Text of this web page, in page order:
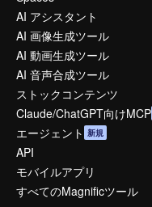
AI アシスタント
AI 画像生成ツール
AI 動画生成ツール
AI 音声合成ツール
ストックコンテンツ
Claude/ChatGPT向けMCP
エージェント 新規
API
モバイルアプリ
すべてのMagnificツール